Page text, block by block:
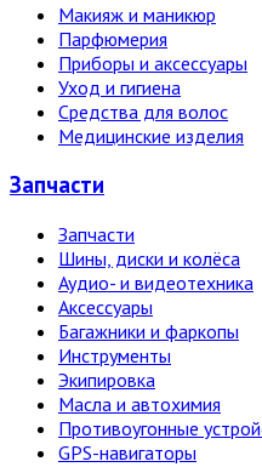
Макияж и маникюр
Парфюмерия
Приборы и аксессуары
Уход и гигиена
Средства для волос
Медицинские изделия
Запчасти
Запчасти
Шины, диски и колёса
Аудио- и видеотехника
Аксессуары
Багажники и фаркопы
Инструменты
Экипировка
Масла и автохимия
Противоугонные
GPS-навигаторы